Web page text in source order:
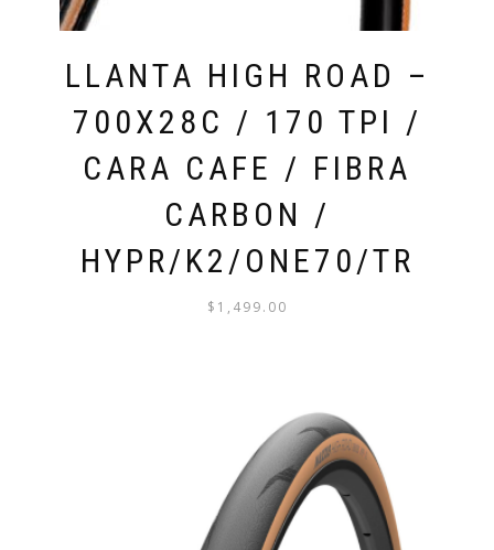
LLANTA HIGH ROAD –
700X28C / 170 TPI /
CARA CAFE / FIBRA
CARBON /
HYPR/K2/ONE70/TR
$ 1,499.00